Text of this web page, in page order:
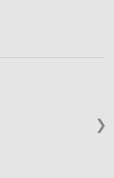
❯